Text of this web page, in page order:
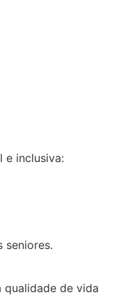
e inclusiva:
seniores.
qualidade de vida